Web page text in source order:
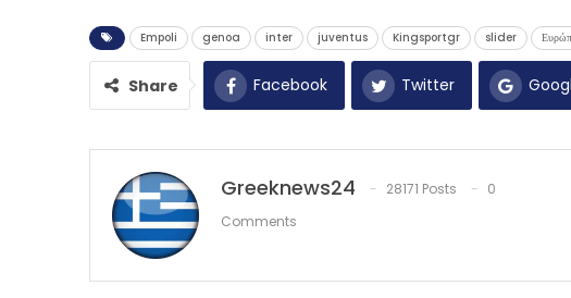
Empoli genoa inter juventus Kingsportgr slider
Share Facebook Twitter
Greeknews24 28171 Posts
0
Comments